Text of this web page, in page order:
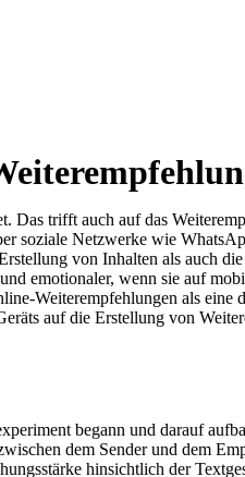
Das trifft auch auf das
soziale Netzwerke wie
von Inhalten als auch
emotionaler, wenn sie auf
Weiterempfehlungen als eine
auf die Erstellung von
begann und darauf
dem Sender und dem
hinsichtlich der